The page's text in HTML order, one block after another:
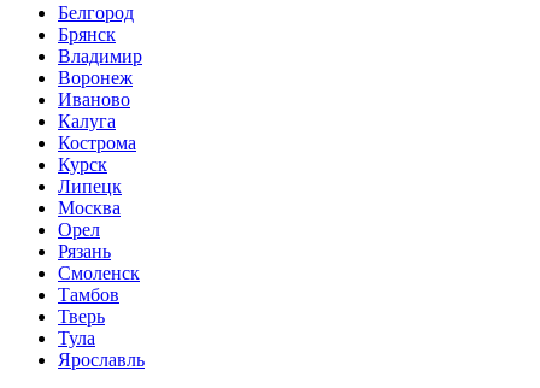
Белгород
Брянск
Владимир
Воронеж
Иваново
Калуга
Кострома
Курск
Липецк
Москва
Орел
Рязань
Смоленск
Тамбов
Тверь
Тула
Ярославль